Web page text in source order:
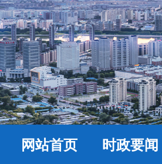
网站首页 时政要闻